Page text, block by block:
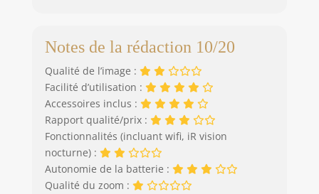
Notes de la rédaction 10/20
Qualité de l’image :
Facilité d’utilisation :
Accessoires inclus :
Rapport qualité/prix :
Fonctionnalités (incluant wifi, iR vision
nocturne) :
Autonomie de la batterie :
Qualité du zoom :